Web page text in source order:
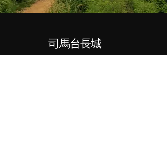
司馬台長城